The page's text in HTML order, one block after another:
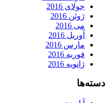
جولای 2016
ژوئن 2016
می 2016
آوریل 2016
مارس 2016
فوریه 2016
ژانویه 2016
دسته‌ها